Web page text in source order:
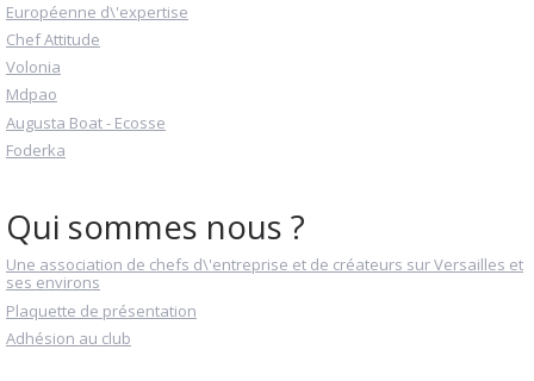
Européenne d\'expertise
Chef Attitude
Volonia
Mdpao
Augusta Boat - Ecosse
Foderka
Qui sommes nous ?
Une association de chefs d\'entreprise et de créateurs sur Versailles et
ses environs
Plaquette de présentation
Adhésion au club